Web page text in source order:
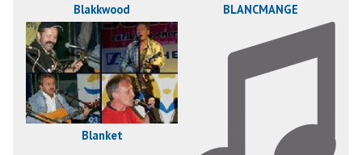
Blakkwood BLANCMANGE
Blanket